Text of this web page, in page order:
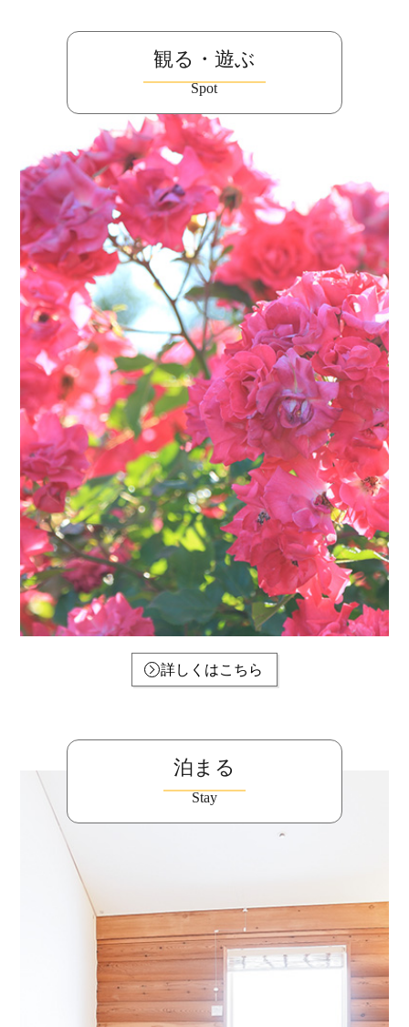
観る・遊ぶ
Spot
詳しくはこちら
泊まる
Stay